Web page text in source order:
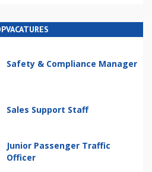
Safety & Compliance Manager
Sales Support Staff
Junior Passenger Traffic
Officer